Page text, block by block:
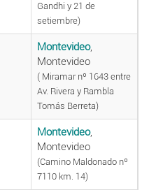
Gandhi y 21 de
setiembre)
Montevideo,
Montevideo
( Miramar nº 1643 entre
Av. Rivera y Rambla
Tomás Berreta)
Montevideo,
Montevideo
(Camino Maldonado nº
7110 km. 14)